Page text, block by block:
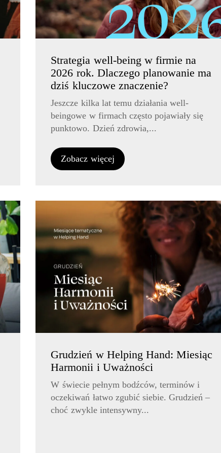
Strategia well-being w firmie na
2026 rok. Dlaczego planowanie ma
dziś kluczowe znaczenie?
Jeszcze kilka lat temu działania well-
beingowe w firmach często pojawiały się
punktowo. Dzień zdrowia,...
Zobacz więcej
Grudzień w Helping Hand: Miesiąc
Harmonii i Uważności
W świecie pełnym bodźców, terminów i
oczekiwań łatwo zgubić siebie. Grudzień –
choć zwykle intensywny...